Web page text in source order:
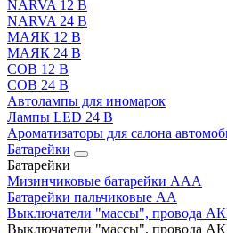
NARVA 12 В
NARVA 24 В
МАЯК 12 В
МАЯК 24 В
COB 12 В
COB 24 В
Автолампы для иномарок
Лампы LED 24 B
Ароматизаторы для салона
Батарейки
Батарейки
Мизинчиковые батарейки AAA
Батарейки пальчиковые АА
Выключатели "массы", провода
Выключатели "массы", провода